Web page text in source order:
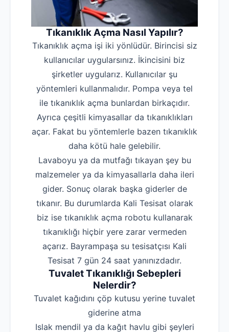
Tıkanıklık Açma Nasıl Yapılır?
Tıkanıklık açma işi iki yönlüdür. Birincisi siz
kullanıcılar uygularsınız. İkincisini biz
şirketler uygularız. Kullanıcılar şu
yöntemleri kullanmalıdır. Pompa veya tel
ile tıkanıklık açma bunlardan birkaçıdır.
Ayrıca çeşitli kimyasallar da tıkanıklıkları
açar. Fakat bu yöntemlerle bazen tıkanıklık
daha kötü hale gelebilir.
Lavaboyu ya da mutfağı tıkayan şey bu
malzemeler ya da kimyasallarla daha ileri
gider. Sonuç olarak başka giderler de
tıkanır. Bu durumlarda Kali Tesisat olarak
biz ise tıkanıklık açma robotu kullanarak
tıkanıklığı hiçbir yere zarar vermeden
açarız. Bayrampaşa su tesisatçısı Kali
Tesisat 7 gün 24 saat yanınızdadır.
Tuvalet Tıkanıklığı Sebepleri
Nelerdir?
‌Tuvalet kağıdını çöp kutusu yerine tuvalet
giderine atma
‌Islak mendil ya da kağıt havlu gibi şeyleri